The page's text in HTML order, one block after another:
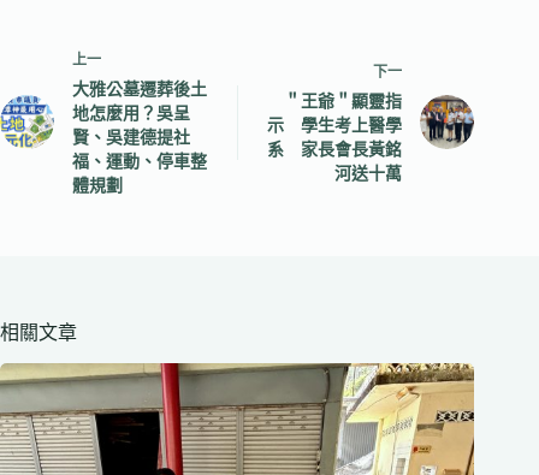
上一
大雅公墓遷葬後土
地怎麼用？吳呈
賢、吳建德提社
福、運動、停車整
體規劃
下一
＂王爺＂顯靈指
示 學生考上醫學
系 家長會長黃銘
河送十萬
相關文章